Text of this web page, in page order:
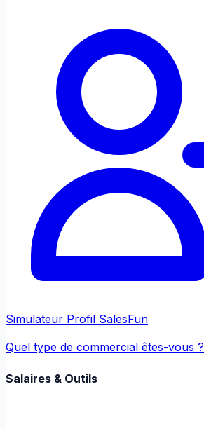
Simulateur Profil SalesFun
Quel type de commercial êtes-vous ?
Salaires & Outils